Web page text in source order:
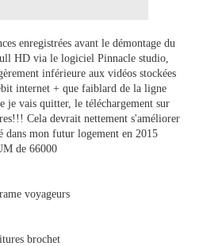
enregistrées avant le démontage du
HD via le logiciel Pinnacle studio,
inférieure aux vidéos stockées
internet + que faiblard de la ligne
je vais quitter, le téléchargement sur
Cela devrait nettement s'améliorer
dans mon futur logement en 2015
de 66000
voyageurs
brochet